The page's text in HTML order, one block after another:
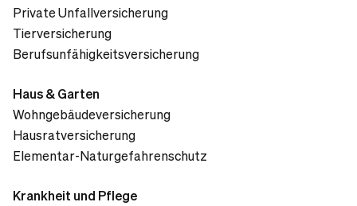
Private Unfallversicherung
Tierversicherung
Berufsunfähigkeitsversicherung
Haus & Garten
Wohngebäudeversicherung
Hausratversicherung
Elementar-Naturgefahrenschutz
Krankheit und Pflege